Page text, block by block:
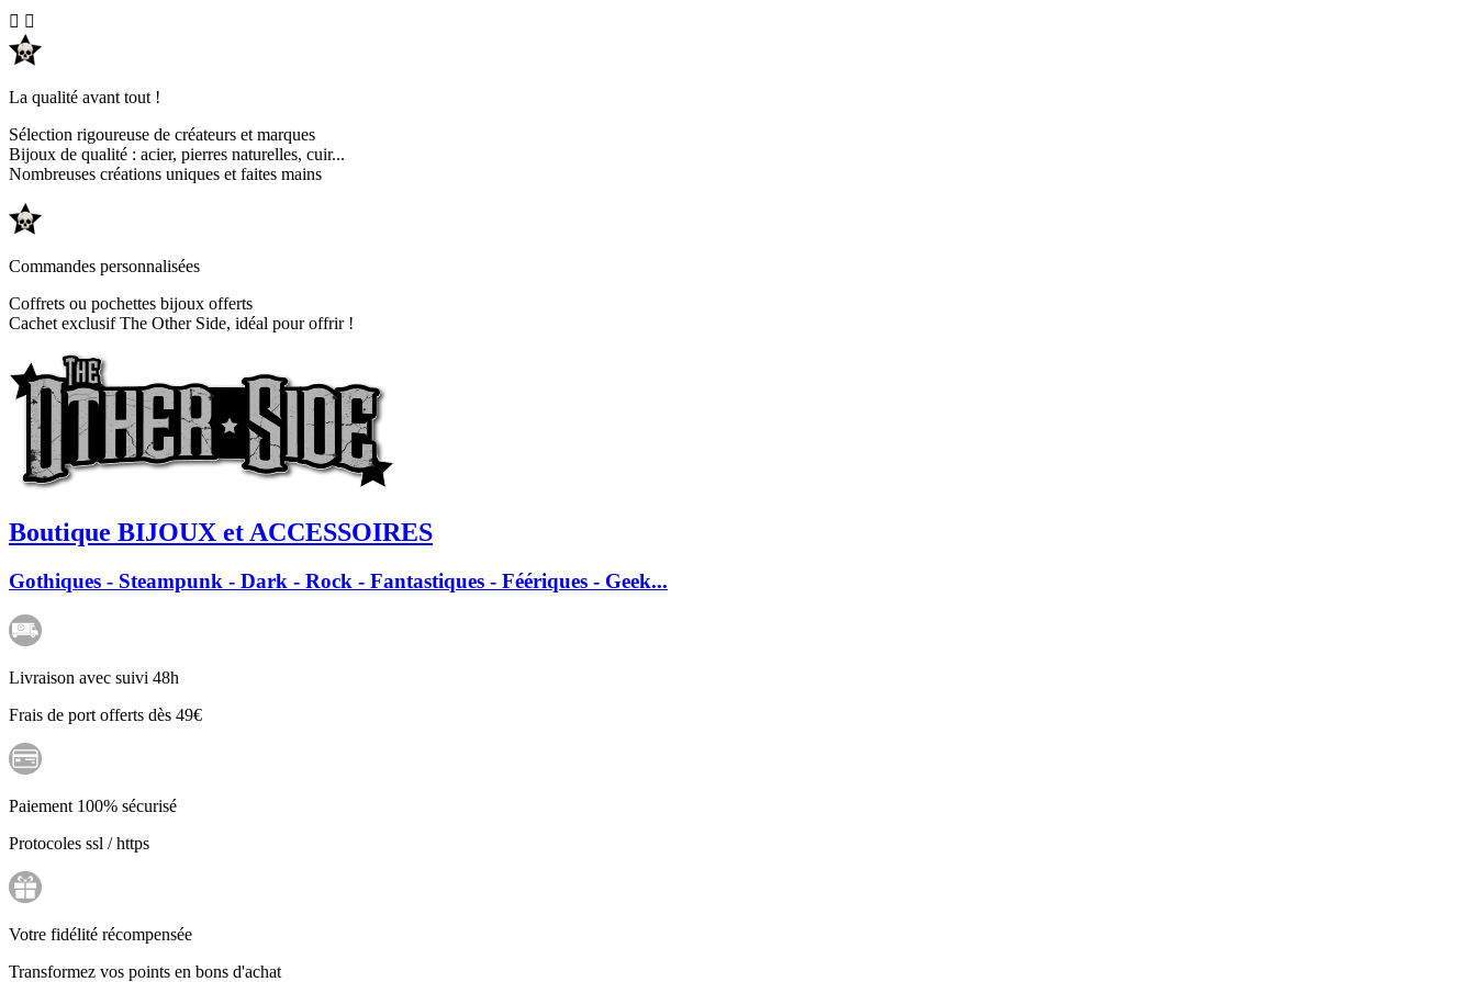
 
La qualité avant tout !
Sélection rigoureuse de créateurs et marques
Bijoux de qualité : acier, pierres naturelles, cuir...
Nombreuses créations uniques et faites mains
Commandes personnalisées
Coffrets ou pochettes bijoux offerts
Cachet exclusif The Other Side, idéal pour offrir !
Boutique BIJOUX et ACCESSOIRES
Gothiques - Steampunk - Dark - Rock - Fantastiques - Féériques - Geek...
Livraison avec suivi 48h
Frais de port offerts dès 49€
Paiement 100% sécurisé
Protocoles ssl / https
Votre fidélité récompensée
Transformez vos points en bons d'achat